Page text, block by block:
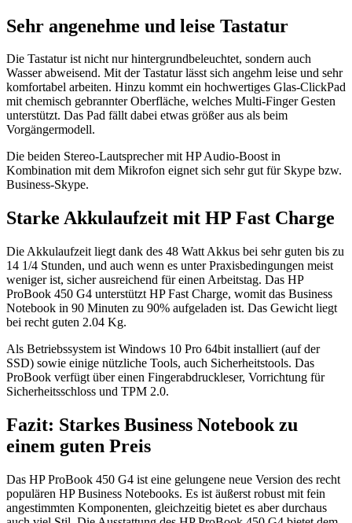
Sehr angenehme und leise Tastatur
Die Tastatur ist nicht nur hintergrundbeleuchtet, sondern auch
Wasser abweisend. Mit der Tastatur lässt sich angehm leise und sehr
komfortabel arbeiten. Hinzu kommt ein hochwertiges Glas-ClickPad
mit chemisch gebrannter Oberfläche, welches Multi-Finger Gesten
unterstützt. Das Pad fällt dabei etwas größer aus als beim
Vorgängermodell.
Die beiden Stereo-Lautsprecher mit HP Audio-Boost in
Kombination mit dem Mikrofon eignet sich sehr gut für Skype bzw.
Business-Skype.
Starke Akkulaufzeit mit HP Fast Charge
Die Akkulaufzeit liegt dank des 48 Watt Akkus bei sehr guten bis zu
14 1/4 Stunden, und auch wenn es unter Praxisbedingungen meist
weniger ist, sicher ausreichend für einen Arbeitstag. Das HP
ProBook 450 G4 unterstützt HP Fast Charge, womit das Business
Notebook in 90 Minuten zu 90% aufgeladen ist. Das Gewicht liegt
bei recht guten 2.04 Kg.
Als Betriebssystem ist Windows 10 Pro 64bit installiert (auf der
SSD) sowie einige nützliche Tools, auch Sicherheitstools. Das
ProBook verfügt über einen Fingerabdruckleser, Vorrichtung für
Sicherheitsschloss und TPM 2.0.
Fazit: Starkes Business Notebook zu
einem guten Preis
Das HP ProBook 450 G4 ist eine gelungene neue Version des recht
populären HP Business Notebooks. Es ist äußerst robust mit fein
angestimmten Komponenten, gleichzeitig bietet es aber durchaus